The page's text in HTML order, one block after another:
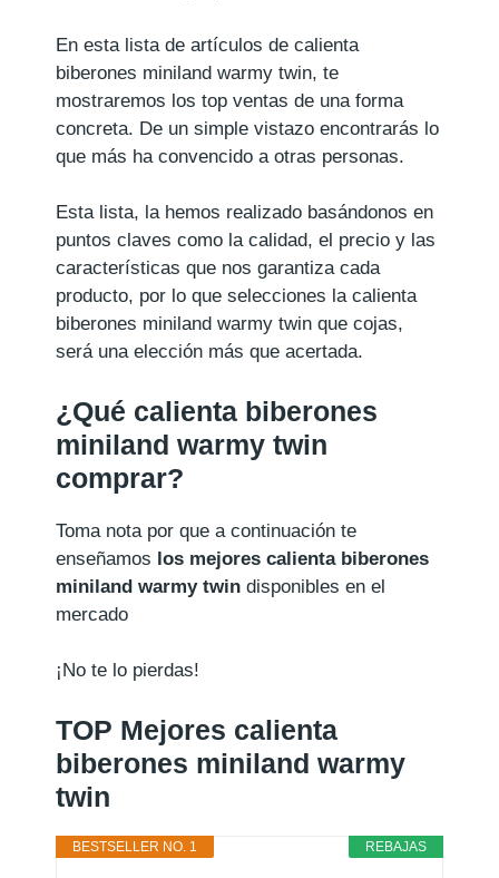
En esta lista de artículos de calienta
biberones miniland warmy twin, te
mostraremos los top ventas de una forma
concreta. De un simple vistazo encontrarás lo
que más ha convencido a otras personas.
Esta lista, la hemos realizado basándonos en
puntos claves como la calidad, el precio y las
características que nos garantiza cada
producto, por lo que selecciones la calienta
biberones miniland warmy twin que cojas,
será una elección más que acertada.
¿Qué calienta biberones
miniland warmy twin
comprar?
Toma nota por que a continuación te
enseñamos los mejores calienta biberones
miniland warmy twin disponibles en el
mercado
¡No te lo pierdas!
TOP Mejores calienta
biberones miniland warmy
twin
REBAJAS
BESTSELLER NO. 1